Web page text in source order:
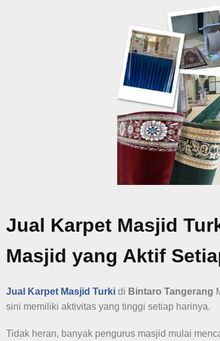
Jual Karpet Masjid
Masjid yang Aktif
Jual Karpet Masjid Turki di Bintaro Tangerang
sini memiliki aktivitas yang tinggi setiap harinya.
Tidak heran, banyak pengurus masjid mulai